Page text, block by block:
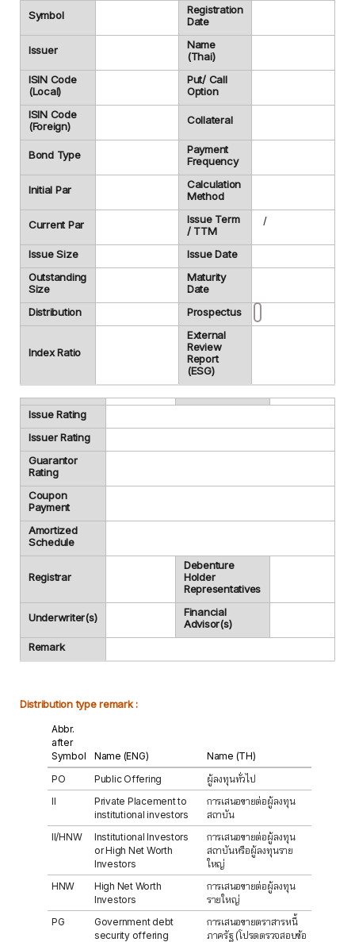
Symbol
Registration
Date
Issuer
Name
(Thai)
ISIN Code
(Local)
Put/ Call
Option
ISIN Code
(Foreign)
Collateral
Bond Type
Payment
Frequency
Initial Par
Calculation
Method
Current Par
Issue Term
/ TTM
/
Issue Size
Issue Date
Outstanding
Size
Maturity
Date
Distribution
Prospectus
Index Ratio
External
Review
Report
(ESG)
Issue Rating
Issuer Rating
Guarantor
Rating
Coupon
Payment
Amortized
Schedule
Registrar
Debenture
Holder
Representatives
Underwriter(s)
Financial
Advisor(s)
Remark
Distribution type remark :
Abbr.
after
Symbol
Name (ENG)
Name (TH)
PO
Public Offering
ผู้ลงทุนทั่วไป
II
Private Placement to
institutional investors
การเสนอขายต่อผู้ลงทุน
สถาบัน
II/HNW
Institutional Investors
or High Net Worth
Investors
การเสนอขายต่อผู้ลงทุน
สถาบันหรือผู้ลงทุนราย
ใหญ่
HNW
High Net Worth
Investors
การเสนอขายต่อผู้ลงทุน
รายใหญ่
PG
Government debt
security offering
การเสนอขายตราสารหนี้
ภาครัฐ (โปรดตรวจสอบข้อ